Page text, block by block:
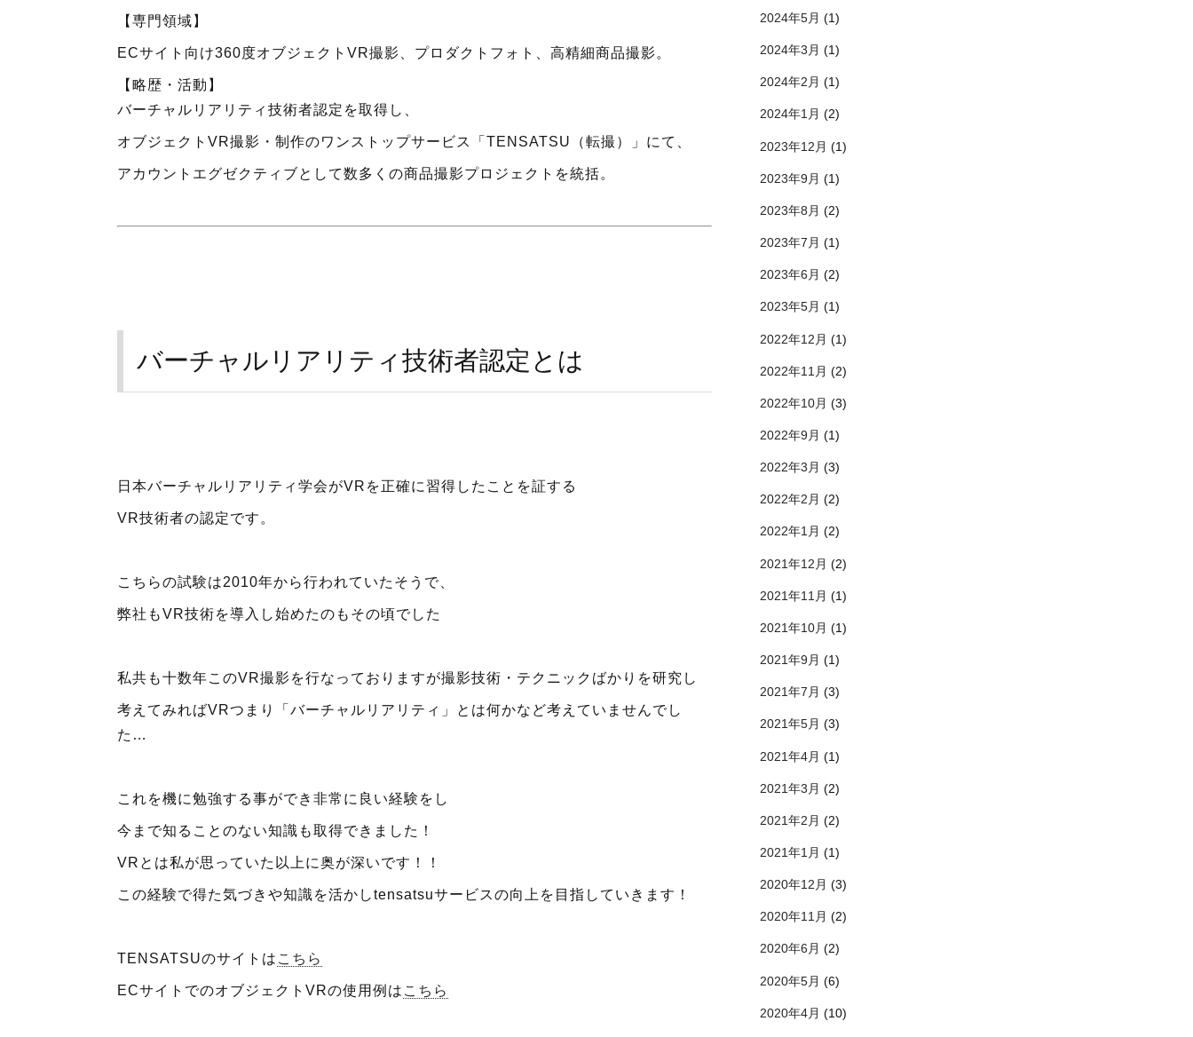
【専門領域】
ECサイト向け360度オブジェクト VR撮影、プロダクトフォト、高精細商品撮影。
【略歴・活動】
バーチャルリアリティ技術者認定を取得し、
オブジェクト VR撮影・制作のワンストップサービス「 TENSATSU （転撮）」にて、
アカウントエグゼクティブとして数多くの商品撮影プロジェクトを統括。
バーチャルリアリティ技術者認定とは
日本バーチャルリアリティ学会がVRを正確に習得したことを証する
VR技術者の認定です。
こちらの試験は2010年から行われていたそうで、
弊社もVR技術を導入し始めたのもその頃でした
私共も十数年このVR撮影を行なっておりますが撮影技術・テクニックばかりを研究し
考えてみればVRつまり「バーチャルリアリティ」とは何かなど考えていませんでし
た…
これを機に勉強する事ができ非常に良い経験をし
今まで知ることのない知識も取得できました！
VRとは私が思っていた以上に奥が深いです！！
この経験で得た気づきや知識を活かしtensatsuサービスの向上を目指していきます！
TENSATSUのサイトは こちら
ECサイトでのオブジェクト VRの使用例は こちら
2024年5月 (1)
2024年3月 (1)
2024年2月 (1)
2024年1月 (2)
2023年12月 (1)
2023年9月 (1)
2023年8月 (2)
2023年7月 (1)
2023年6月 (2)
2023年5月 (1)
2022年12月 (1)
2022年11月 (2)
2022年10月 (3)
2022年9月 (1)
2022年3月 (3)
2022年2月 (2)
2022年1月 (2)
2021年12月 (2)
2021年11月 (1)
2021年10月 (1)
2021年9月 (1)
2021年7月 (3)
2021年5月 (3)
2021年4月 (1)
2021年3月 (2)
2021年2月 (2)
2021年1月 (1)
2020年12月 (3)
2020年11月 (2)
2020年6月 (2)
2020年5月 (6)
2020年4月 (10)